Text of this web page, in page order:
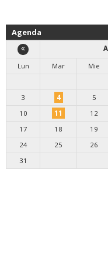
Agenda
Lun
Mar Mie
3
4 5
10
11 12
17
18 19
24
25 26
31